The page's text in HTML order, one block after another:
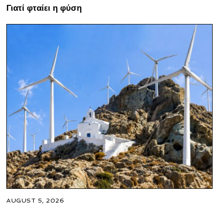
Γιατί φταίει η φύση
AUGUST 5, 2026